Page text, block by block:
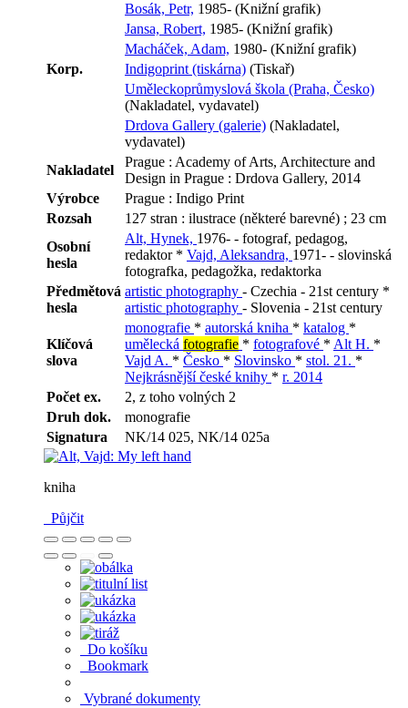
Bosák, Petr, 1985- (Knižní grafik)
Jansa, Robert, 1985- (Knižní grafik)
Macháček, Adam, 1980- (Knižní grafik)
Korp.
Indigoprint (tiskárna) (Tiskař)
Uměleckoprůmyslová škola (Praha, Česko)
(Nakladatel, vydavatel)
Drdova Gallery (galerie) (Nakladatel,
vydavatel)
Nakladatel
Prague : Academy of Arts, Architecture and
Design in Prague : Drdova Gallery, 2014
Výrobce
Prague : Indigo Print
Rozsah
127 stran : ilustrace (některé barevné) ; 23 cm
Osobní
hesla
Alt, Hynek, 1976- - fotograf, pedagog,
redaktor * Vajd, Aleksandra, 1971- - slovinská
fotografka, pedagožka, redaktorka
Předmětová
hesla
artistic photography - Czechia - 21st century *
artistic photography - Slovenia - 21st century
Klíčová
slova
monografie * autorská kniha * katalog *
umělecká fotografie * fotografové * Alt H. *
Vajd A. * Česko * Slovinsko * stol. 21. *
Nejkrásnější české knihy * r. 2014
Počet ex.
2, z toho volných 2
Druh dok.
monografie
Signatura
NK/14 025, NK/14 025a
kniha
Půjčit
Do košíku
Bookmark
Vybrané dokumenty